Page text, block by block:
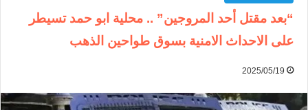
“بعد مقتل أحد المروجين” .. محلية ابو حمد تسيطر
على الاحداث الامنية بسوق طواحين الذهب
2025/05/19